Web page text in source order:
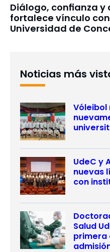
Diálogo, confianza
fortalece vínculo
Universidad de
Noticias más
Vóleibol
UdeC y
nuevas
con
Salud
primera